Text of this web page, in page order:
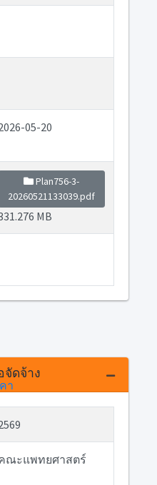
05-20
Plan756-3-
20260521133039.pdf
MB
ดจ้าง
ณะแพทยศาสตร์
า